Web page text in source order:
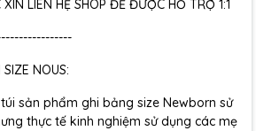
LIÊN HỆ SHOP ĐỂ ĐƯỢC HỖ TRỢ 1:1
NOUS:
sản phẩm ghi bảng size Newborn sử
thực tế kinh nghiệm sử dụng các mẹ